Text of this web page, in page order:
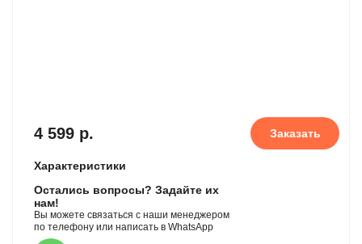
4 599 р. Заказать
Характеристики
Остались вопросы? Задайте их
нам!
Вы можете связаться с наши менеджером
по телефону или написать в WhatsApp